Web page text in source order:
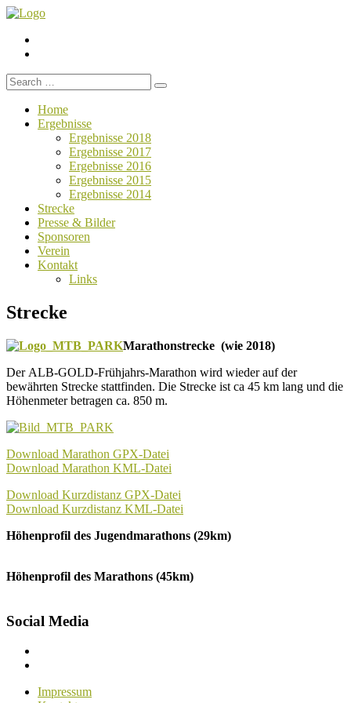
Search
for:
Home
Ergebnisse
Ergebnisse 2018
Ergebnisse 2017
Ergebnisse 2016
Ergebnisse 2015
Ergebnisse 2014
Strecke
Presse & Bilder
Sponsoren
Verein
Kontakt
Links
Strecke
Marathonstrecke (wie 2018)
Der ALB-GOLD-Frühjahrs-Marathon wird wieder auf der
bewährten Strecke stattfinden. Die Strecke ist ca 45 km lang und die
Höhenmeter betragen ca. 850 m.
Download Marathon GPX-Datei
Download Marathon KML-Datei
Download Kurzdistanz GPX-Datei
Download Kurzdistanz KML-Datei
Höhenprofil des Jugendmarathons (29km)
Höhenprofil des Marathons (45km)
Social Media
Impressum